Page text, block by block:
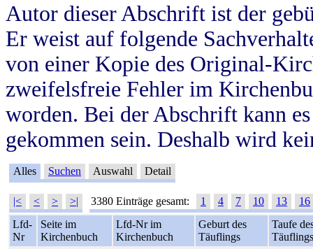
Autor dieser Abschrift ist der
Er weist auf folgende
von einer Kopie des Original-
zweifelsfreie Fehler im
worden. Bei der Abschrift kann
gekommen sein. Deshalb wird
Alles Suchen Auswahl Detail
|< < > >| 3380 Einträge gesamt: 1 4 7 10 13
16
Lfd-
Nr
Seite im
Kirchenbuch
Lfd-Nr im
Kirchenbuch
Geburt des
Täuflings
Taufe
Täuflings